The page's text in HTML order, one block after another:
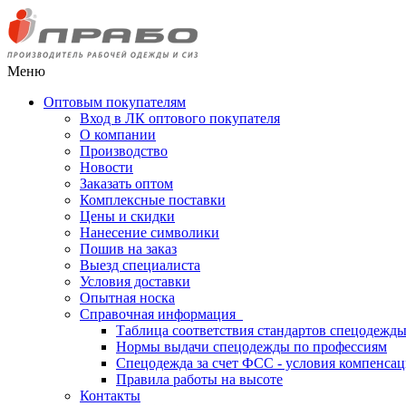
Меню
Оптовым покупателям
Вход в ЛК оптового покупателя
О компании
Производство
Новости
Заказать оптом
Комплексные поставки
Цены и скидки
Нанесение символики
Пошив на заказ
Выезд специалиста
Условия доставки
Опытная носка
Справочная информация
Таблица соответствия стандартов спецодежды
Нормы выдачи спецодежды по профессиям
Спецодежда за счет ФСС - условия
Правила работы на высоте
Контакты